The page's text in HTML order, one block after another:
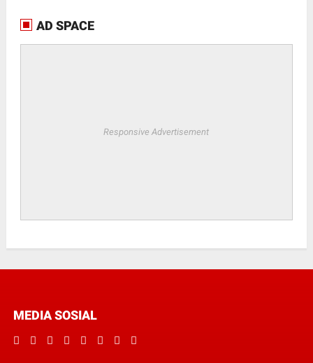
AD SPACE
Responsive Advertisement
MEDIA SOSIAL